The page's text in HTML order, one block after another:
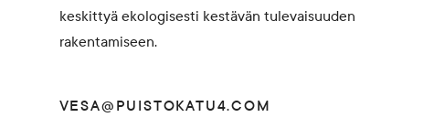
keskittyä ekologisesti kestävän tulevaisuuden
rakentamiseen.
VESA@PUISTOKATU4.COM